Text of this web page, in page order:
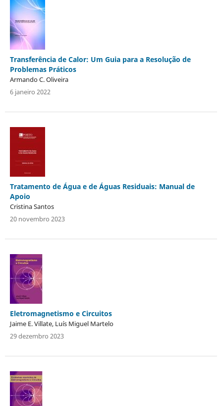
Transferência de Calor: Um Guia para a Resolução de
Problemas Práticos
Armando C. Oliveira
6 janeiro 2022
Tratamento de Água e de Águas Residuais: Manual de
Apoio
Cristina Santos
20 novembro 2023
Eletromagnetismo e Circuitos
Jaime E. Villate, Luís Miguel Martelo
29 dezembro 2023